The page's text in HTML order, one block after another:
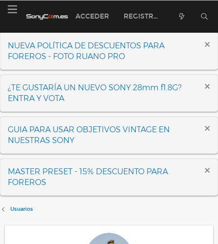
ACCEDER REGISTRARSE
NUEVA POLÍTICA DE DESCUENTOS PARA
FOREROS - FOTO RUANO PRO
¿TE GUSTARÍA UN NUEVO SONY 28mm f1.8G?
ENTRA Y VOTA
GUIA PARA USAR OBJETIVOS VINTAGE EN
NUESTRAS SONY
MASTER PRESET - 15% DESCUENTO PARA
FOREROS
Usuarios